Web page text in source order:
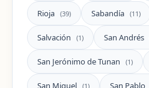
Rioja (39) Sabandía (11)
Salvación (1) San Andrés
San Jerónimo de Tunan (1)
San Miguel (1) San Pablo